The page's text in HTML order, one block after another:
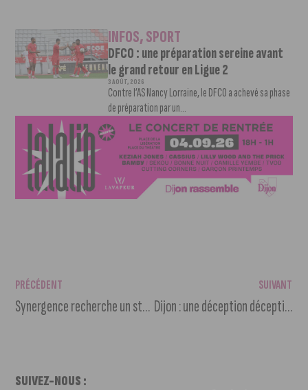
INFOS,SPORT
DFCO : une préparation sereine avant
le grand retour en Ligue 2
3 AOÛT, 2026
Contre l’AS Nancy Lorraine, le DFCO a achevé sa phase
de préparation par un...
PRÉCÉDENT
Synergence recherche un stagiaire assistant chef de projet (h/f)
SUIVANT
Dijon : une déception déceptive quand on habite la Franche-Comté
SUIVEZ-NOUS :